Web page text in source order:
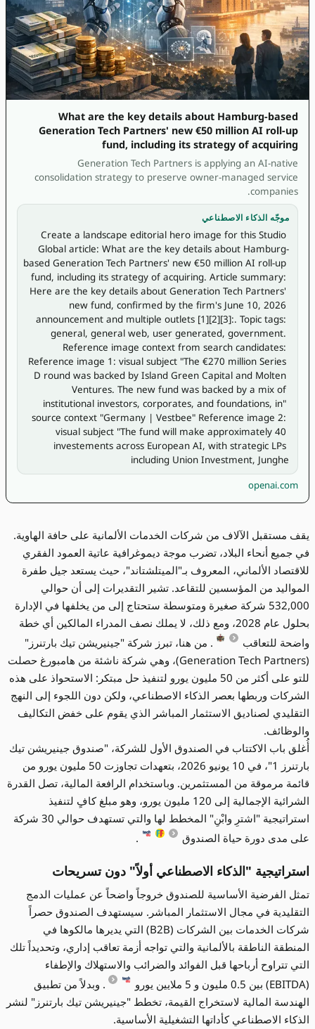
What are the key details about Hamburg-based
Generation Tech Partners' new €50 million AI roll-up
fund, including its strategy of acquiring
Generation Tech Partners is applying an AI-native
consolidation strategy to preserve owner-managed service
companies.
موجّه الذكاء الاصطناعي
Create a landscape editorial hero image for this Studio
Global article: What are the key details about Hamburg-
based Generation Tech Partners' new €50 million AI roll-up
fund, including its strategy of acquiring. Article summary:
Here are the key details about Generation Tech Partners'
new fund, confirmed by the firm's June 10, 2026
announcement and multiple outlets [1][2][3]:. Topic tags:
general, general web, user generated, government.
Reference image context from search candidates:
Reference image 1: visual subject "The €270 million Series
D round was backed by Island Green Capital and Molten
Ventures. The new fund was backed by a mix of
institutional investors, corporates, and foundations, in"
source context "Germany | Vestbee" Reference image 2:
visual subject "The fund will make approximately 40
investements across European AI, with strategic LPs
including Union Investment, Junghe
openai.com
يقف مستقبل الآلاف من شركات الخدمات الألمانية على حافة الهاوية.
في جميع أنحاء البلاد، تضرب موجة ديموغرافية عاتية العمود الفقري
للاقتصاد الألماني، المعروف بـ"الميتلشتاند"، حيث يستعد جيل طفرة
المواليد من المؤسسين للتقاعد. تشير التقديرات إلى أن حوالي
532,000 شركة صغيرة ومتوسطة ستحتاج إلى من يخلفها في الإدارة
بحلول عام 2028، ومع ذلك، لا يملك نصف المدراء المالكين أي خطة
واضحة للتعاقب
. من هنا، تبرز شركة "جينيريشن تيك بارتنرز"
(Generation Tech Partners)، وهي شركة ناشئة من هامبورغ حصلت
للتو على أكثر من 50 مليون يورو لتنفيذ حل مبتكر: الاستحواذ على هذه
الشركات وربطها بعصر الذكاء الاصطناعي، ولكن دون اللجوء إلى النهج
التقليدي لصناديق الاستثمار المباشر الذي يقوم على خفض التكاليف
والوظائف.
أُغلق باب الاكتتاب في الصندوق الأول للشركة، "صندوق جينيريشن تيك
بارتنرز 1"، في 10 يونيو 2026، بتعهدات تجاوزت 50 مليون يورو من
قائمة مرموقة من المستثمرين. وباستخدام الرافعة المالية، تصل القدرة
الشرائية الإجمالية إلى 120 مليون يورو، وهو مبلغ كافٍ لتنفيذ
استراتيجية "اشترِ وابْنِ" المخطط لها والتي تستهدف حوالي 30 شركة
على مدى دورة حياة الصندوق
.
استراتيجية "الذكاء الاصطناعي أولاً" دون تسريحات
تمثل الفرضية الأساسية للصندوق خروجاً واضحاً عن عمليات الدمج
التقليدية في مجال الاستثمار المباشر. سيستهدف الصندوق حصراً
شركات الخدمات بين الشركات (B2B) التي يديرها مالكوها في
المنطقة الناطقة بالألمانية والتي تواجه أزمة تعاقب إداري، وتحديداً تلك
التي تتراوح أرباحها قبل الفوائد والضرائب والاستهلاك والإطفاء
(EBITDA) بين 0.5 مليون و 5 ملايين يورو
. وبدلاً من تطبيق
الهندسة المالية لاستخراج القيمة، تخطط "جينيريشن تيك بارتنرز" لنشر
الذكاء الاصطناعي كأداتها التشغيلية الأساسية.